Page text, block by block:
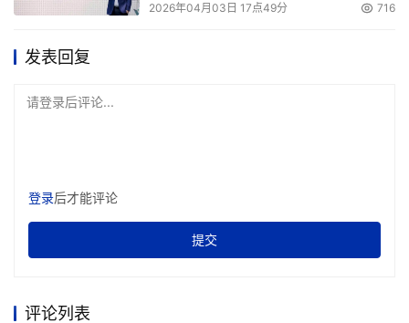
2026年04月03日 17点49分 716
发表回复
请登录后评论...
登录后才能评论
提交
评论列表